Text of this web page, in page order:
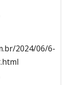
2024/06/6-